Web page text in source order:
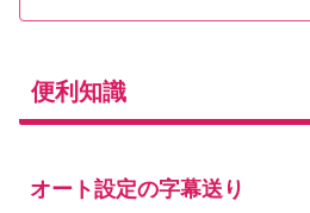
便利知識
オート設定の字幕送り